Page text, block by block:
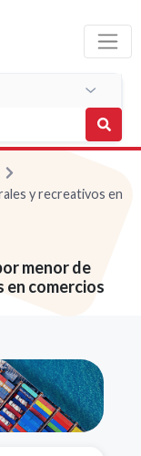
y recreativos en
menor de
comercios